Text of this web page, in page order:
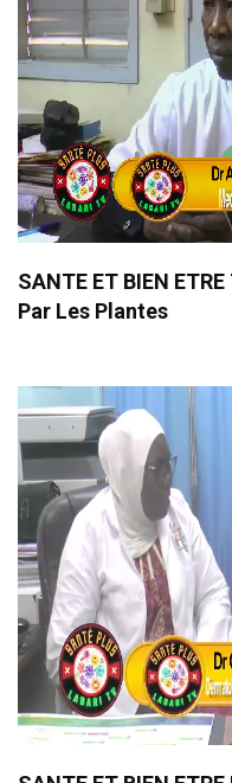
SANTE ET BIEN
Par Les Plantes